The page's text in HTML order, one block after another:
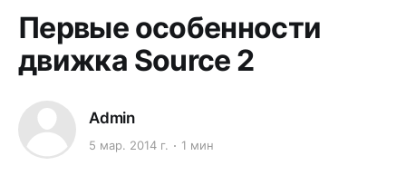
Первые особенности
движка Source 2
Admin
5 мар. 2014 г. 1 мин